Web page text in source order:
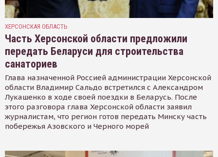
ХЕРСОНСКАЯ ОБЛАСТЬ
Часть Херсонской области предложили
передать Беларуси для строительства
санаториев
Глава назначенной Россией администрации Херсонской
области Владимир Сальдо встретился с Александром
Лукашенко в ходе своей поездки в Беларусь. После
этого разговора глава Херсонской области заявил
журналистам, что регион готов передать Минску часть
побережья Азовского и Черного морей